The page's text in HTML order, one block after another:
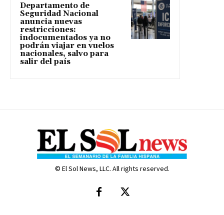
Departamento de
Seguridad Nacional
anuncia nuevas
restricciones:
indocumentados ya no
podrán viajar en vuelos
nacionales, salvo para
salir del país
© El Sol News, LLC. All rights reserved.